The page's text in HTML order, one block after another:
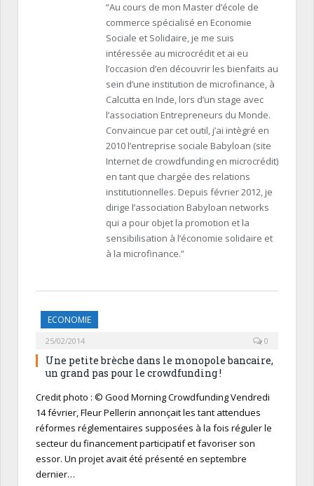
“Au cours de mon Master d’école de
commerce spécialisé en Economie
Sociale et Solidaire, je me suis
intéressée au microcrédit et ai eu
l’occasion d’en découvrir les bienfaits au
sein d’une institution de microfinance, à
Calcutta en Inde, lors d’un stage avec
l’association Entrepreneurs du Monde.
Convaincue par cet outil, j’ai intègré en
2010 l’entreprise sociale Babyloan (site
Internet de crowdfunding en microcrédit)
en tant que chargée des relations
institutionnelles. Depuis février 2012, je
dirige l’association Babyloan networks
qui a pour objet la promotion et la
sensibilisation à l’économie solidaire et
à la microfinance.”
ECONOMIE
25/02/2014 0
Une petite brèche dans le monopole bancaire,
un grand pas pour le crowdfunding !
Credit photo : © Good Morning Crowdfunding Vendredi
14 février, Fleur Pellerin annonçait les tant attendues
réformes réglementaires supposées à la fois réguler le
secteur du financement participatif et favoriser son
essor. Un projet avait été présenté en septembre
dernier…